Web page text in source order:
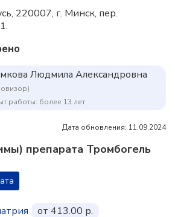
220007, г. Минск, пер.
Людмила Александровна
работы: более 13 лет
Дата обновления: 11.09.2024
препарата Тромбогель
от 413.00 р.